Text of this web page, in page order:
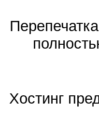
Хостинг